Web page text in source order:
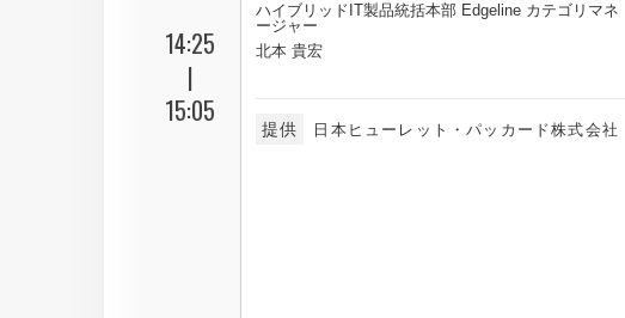
14:25
|
15:05
ハイブリッドIT製品統括本部 Edgeline カテゴリマネ
ージャー
北本 貴宏
提供 日本ヒューレット・パッカード株式会社